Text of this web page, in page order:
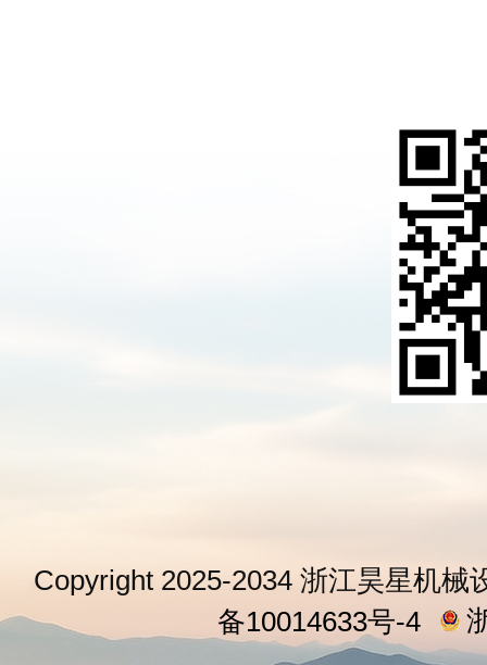
Copyright 2025-2034 浙江昊星机
备10014633号-4